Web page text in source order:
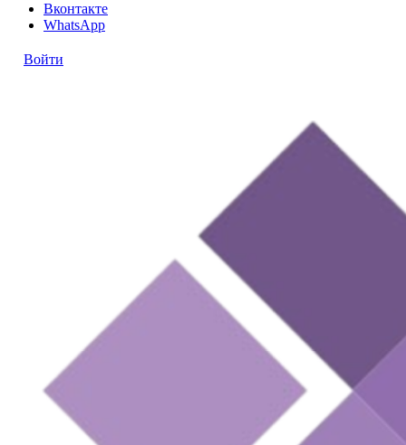
Вконтакте
WhatsApp
Войти